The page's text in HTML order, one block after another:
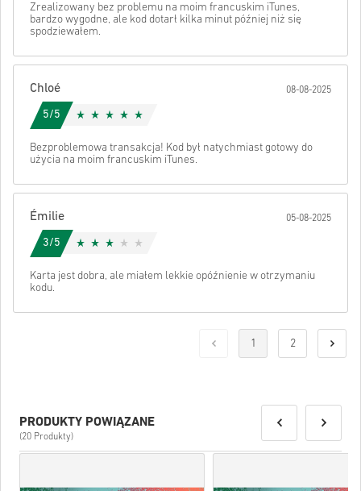
Zrealizowany bez problemu na moim francuskim iTunes,
bardzo wygodne, ale kod dotarł kilka minut później niż się
spodziewałem.
Chloé 08-08-2025
5/5
Bezproblemowa transakcja! Kod był natychmiast gotowy do
użycia na moim francuskim iTunes.
Émilie 05-08-2025
3/5
Karta jest dobra, ale miałem lekkie opóźnienie w otrzymaniu
kodu.
1 2
PRODUKTY POWIĄZANE
(20 Produkty)